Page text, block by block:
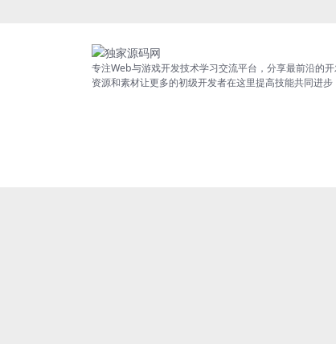
专注Web与游戏开发技术学习交流平台，分享最前沿的开
资源和素材让更多的初级开发者在这里提高技能共同进步